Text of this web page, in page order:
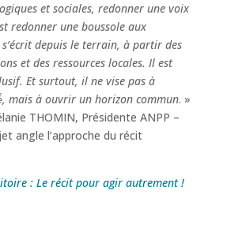
et sociales, redonner une voix
redonner une boussole aux
depuis le terrain, à partir des
et des ressources locales. Il est
Et surtout, il ne vise pas à
mais à ouvrir un horizon commun. »
THOMIN, Présidente ANPP –
angle l’approche du récit
: Le récit pour agir autrement !